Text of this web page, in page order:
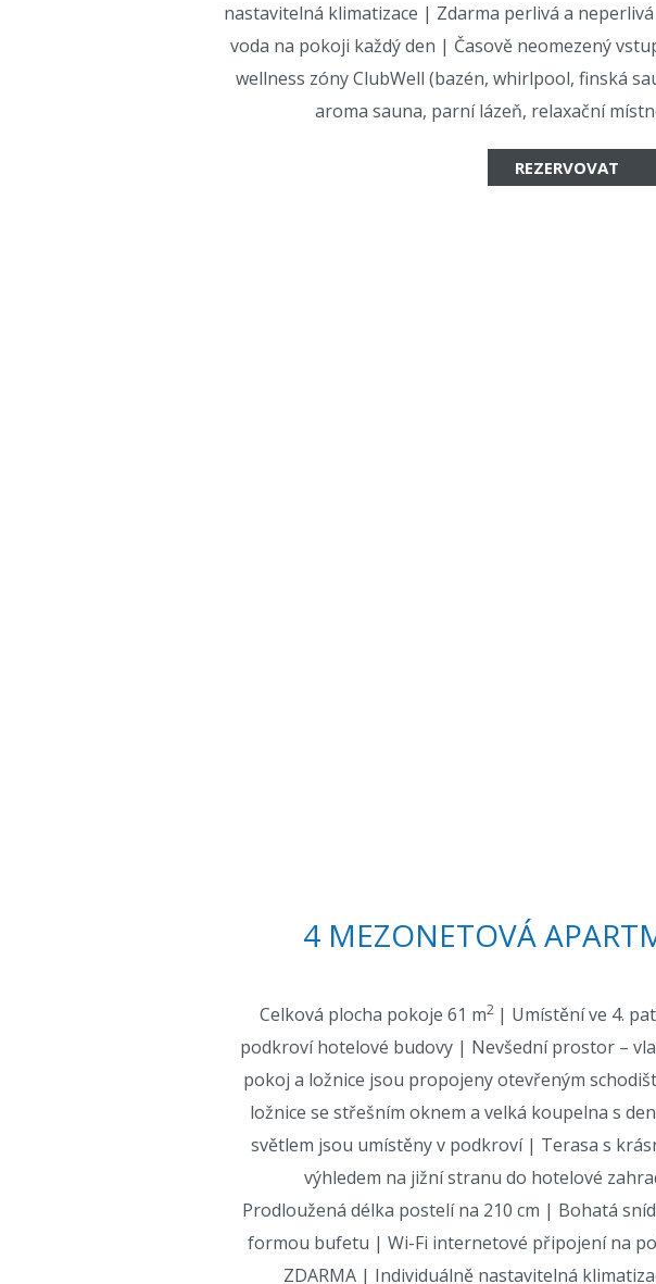
nastavitelná klimatizace | Zdarma perlivá a neperlivá
voda na pokoji každý den | Časově neomezený
wellness zóny ClubWell (bazén, whirlpool, finská
aroma sauna, parní lázeň, relaxační
REZERVOVAT
4 MEZONETOVÁ
Celková plocha pokoje 61 m2 | Umístění ve 4.
podkroví hotelové budovy | Nevšední prostor –
pokoj a ložnice jsou propojeny otevřeným
ložnice se střešním oknem a velká koupelna s
světlem jsou umístěny v podkroví | Terasa s
výhledem na jižní stranu do hotelové
Prodloužená délka postelí na 210 cm | Bohatá
formou bufetu | Wi-Fi internetové připojení na
ZDARMA | Individuálně nastavitelná